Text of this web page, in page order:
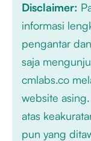
Disclaimer:
informasi
pengantar
saja
cmlabs.co
website
atas
pun yang